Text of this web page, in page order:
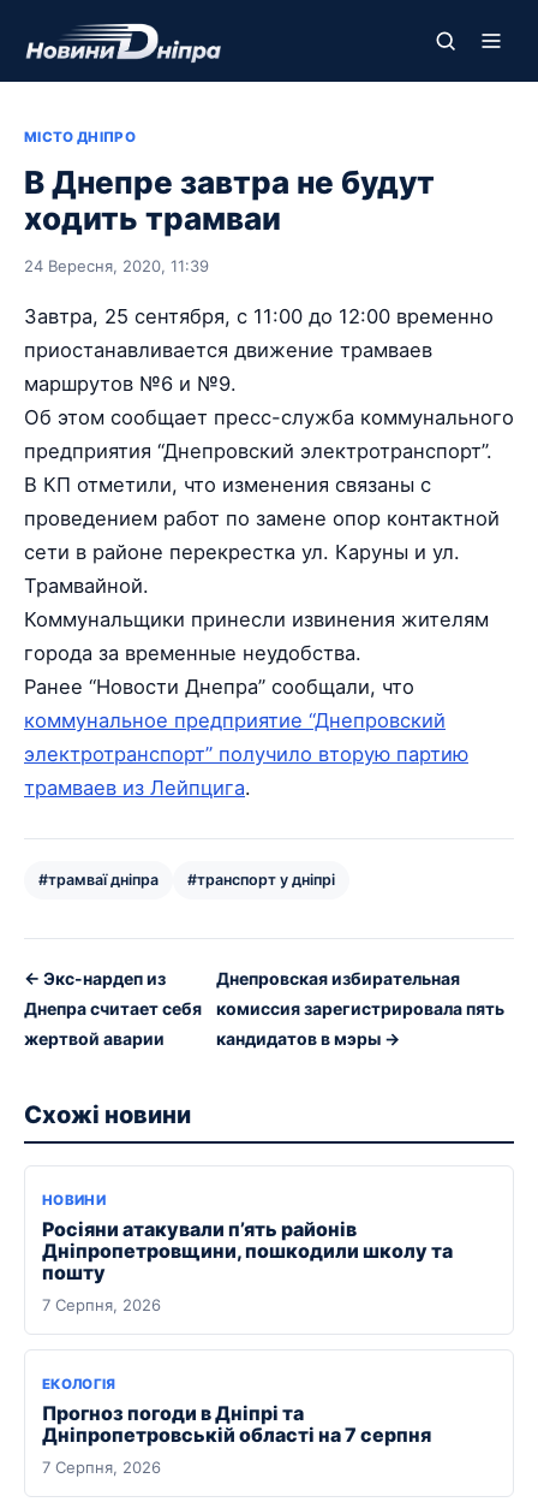
МІСТО ДНІПРО
В Днепре завтра не будут
ходить трамваи
24 Вересня, 2020, 11:39
Завтра, 25 сентября, с 11:00 до 12:00 временно
приостанавливается движение трамваев
маршрутов №6 и №9.
Об этом сообщает пресс-служба коммунального
предприятия “Днепровский электротранспорт”.
В КП отметили, что изменения связаны с
проведением работ по замене опор контактной
сети в районе перекрестка ул. Каруны и ул.
Трамвайной.
Коммунальщики принесли извинения жителям
города за временные неудобства.
Ранее “Новости Днепра” сообщали, что
коммунальное предприятие “Днепровский
электротранспорт” получило вторую партию
трамваев из Лейпцига.
#трамваї дніпра #транспорт у дніпрі
← Экс-нардеп из
Днепра считает себя
жертвой аварии
Днепровская избирательная
комиссия зарегистрировала пять
кандидатов в мэры →
Схожі новини
НОВИНИ
Росіяни атакували п’ять районів
Дніпропетровщини, пошкодили школу та
пошту
7 Серпня, 2026
ЕКОЛОГІЯ
Прогноз погоди в Дніпрі та
Дніпропетровській області на 7 серпня
7 Серпня, 2026